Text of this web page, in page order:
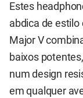
Estes
abdica de estilo
Major V
baixos
num design
em qualquer